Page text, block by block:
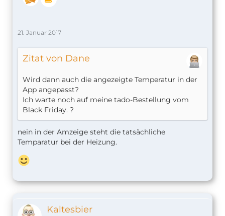
21. Januar 2017
Zitat von Dane
Wird dann auch die angezeigte Temperatur in der
App angepasst?
Ich warte noch auf meine tado-Bestellung vom
Black Friday. ?
nein in der Amzeige steht die tatsächliche
Temparatur bei der Heizung.
Kaltesbier